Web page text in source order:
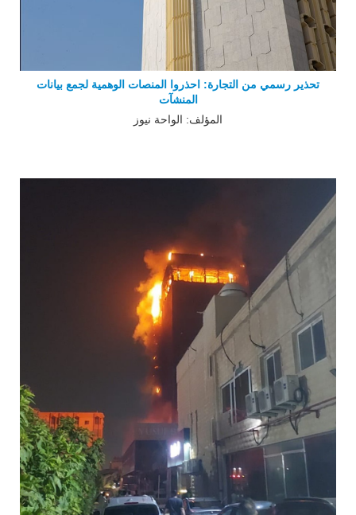
تحذير رسمي من التجارة: احذروا المنصات الوهمية لجمع بيانات
المنشآت
المؤلف: الواحة نيوز